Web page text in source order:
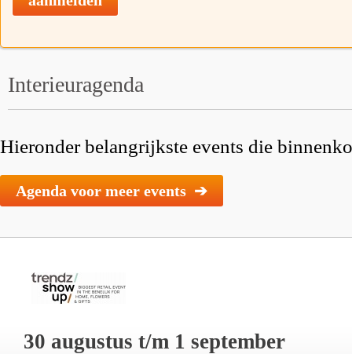
Interieuragenda
Hieronder belangrijkste events die
Agenda voor meer events ➔
30 augustus t/m 1 september